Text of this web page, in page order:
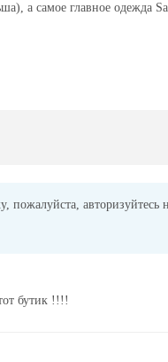
а самое главное одежда
пожалуйста, авторизуйтесь
бутик !!!!